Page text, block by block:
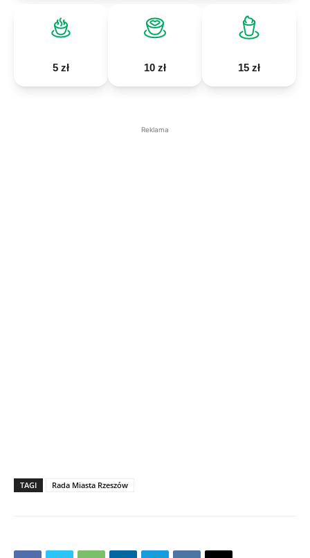
5 zł 10 zł 15 zł
Reklama
TAGI Rada Miasta Rzeszów